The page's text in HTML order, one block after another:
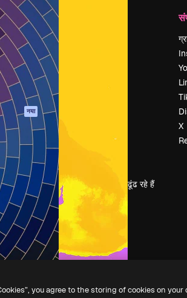
की शर्तें
नीति
नया
नीति
सेंटर
Slidesgo
magnific.ai ढूंढ रहे हैं
X
you agree to the storing of cookies on